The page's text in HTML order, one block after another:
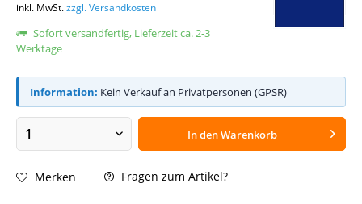
inkl. MwSt.zzgl. Versandkosten
Sofort versandfertig, Lieferzeit ca. 2-3
Werktage
Information: Kein Verkauf an Privatpersonen (GPSR)
In denWarenkorb
Merken Fragen zum Artikel?